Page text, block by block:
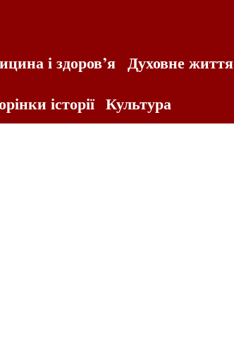
і здоров’я Духовне життя
історії Культура